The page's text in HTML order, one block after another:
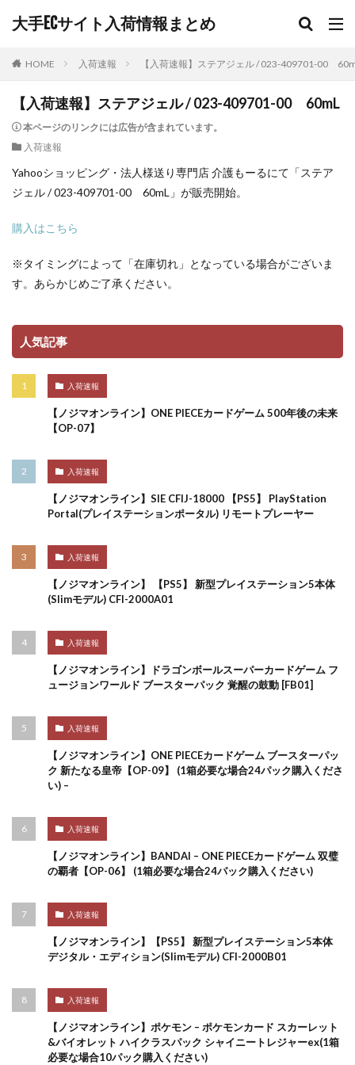
大手ECサイト入荷情報まとめ
HOME 入荷速報 【入荷速報】ステアジェル / 023-409701-00
【入荷速報】ステアジェル / 023-409701-00 60mL
本ページのリンクには広告が含まれています。
入荷速報
Yahooショッピング・法人様送り専門店 介護もーるにて「ステア
ジェル / 023-409701-00 60mL」が販売開始。
購入はこちら
※タイミングによって「在庫切れ」となっている場合がございま
す。あらかじめご了承ください。
人気記事
入荷速報
【ノジマオンライン】ONE PIECEカードゲーム 500年後の未来
【OP-07】
入荷速報
【ノジマオンライン】SIE CFIJ-18000 【PS5】 PlayStation
Portal(プレイステーションポータル) リモートプレーヤー
入荷速報
【ノジマオンライン】 【PS5】 新型プレイステーション5本体
(Slimモデル) CFI-2000A01
入荷速報
【ノジマオンライン】ドラゴンボールスーパーカードゲーム フ
ュージョンワールド ブースターパック 覚醒の鼓動 [FB01]
入荷速報
【ノジマオンライン】ONE PIECEカードゲーム ブースターパッ
ク 新たなる皇帝【OP-09】 (1箱必要な場合24パック購入くださ
い) –
入荷速報
【ノジマオンライン】BANDAI – ONE PIECEカードゲーム 双璧
の覇者【OP-06】 (1箱必要な場合24パック購入ください)
入荷速報
【ノジマオンライン】【PS5】 新型プレイステーション5本体
デジタル・エディション(Slimモデル) CFI-2000B01
入荷速報
【ノジマオンライン】ポケモン – ポケモンカード スカーレット
&バイオレット ハイクラスパック シャイニートレジャーex(1箱
必要な場合10パック購入ください)